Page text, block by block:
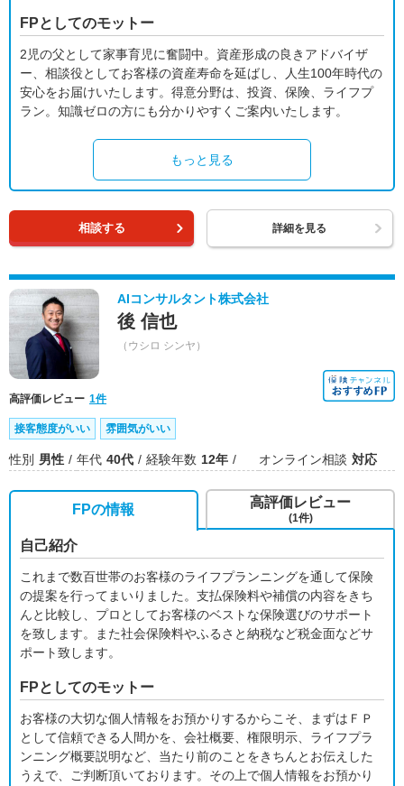
FPとしてのモットー
2児の父として家事育児に奮闘中。資産形成の良きアドバイザ
ー、相談役としてお客様の資産寿命を延ばし、人生100年時代の
安心をお届けいたします。得意分野は、投資、保険、ライフプ
ラン。知識ゼロの方にも分かりやすくご案内いたします。
もっと見る
相談する 詳細を見る
AIコンサルタント株式会社
後 信也
（ウシロ シンヤ）
高評価レビュー 1件
接客態度がいい 雰囲気がいい
性別 男性 年代 40代 経験年数 12年 オンライン相談 対応
FPの情報
自己紹介
これまで数百世帯のお客様のライフプランニングを通して保険
の提案を行ってまいりました。支払保険料や補償の内容をきち
んと比較し、プロとしてお客様のベストな保険選びのサポート
を致します。また社会保険料やふるさと納税など税金面などサ
ポート致します。
FPとしてのモットー
お客様の大切な個人情報をお預かりするからこそ、まずはＦＰ
として信頼できる人間かを、会社概要、権限明示、ライフプラ
ンニング概要説明など、当たり前のことをきちんとお伝えした
うえで、ご判断頂いております。その上で個人情報をお預かり
高評価レビュー
(1件)